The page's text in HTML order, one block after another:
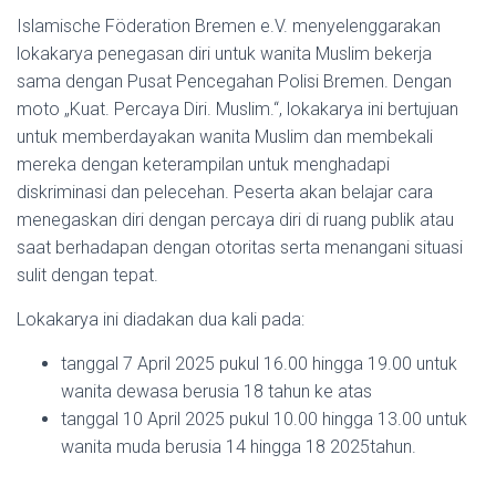
Islamische Föderation Bremen e.V. menyelenggarakan
lokakarya penegasan diri untuk wanita Muslim bekerja
sama dengan Pusat Pencegahan Polisi Bremen. Dengan
moto „Kuat. Percaya Diri. Muslim.“, lokakarya ini bertujuan
untuk memberdayakan wanita Muslim dan membekali
mereka dengan keterampilan untuk menghadapi
diskriminasi dan pelecehan. Peserta akan belajar cara
menegaskan diri dengan percaya diri di ruang publik atau
saat berhadapan dengan otoritas serta menangani situasi
sulit dengan tepat.
Lokakarya ini diadakan dua kali pada:
tanggal 7 April 2025 pukul 16.00 hingga 19.00 untuk
wanita dewasa berusia 18 tahun ke atas
tanggal 10 April 2025 pukul 10.00 hingga 13.00 untuk
wanita muda berusia 14 hingga 18 2025tahun.